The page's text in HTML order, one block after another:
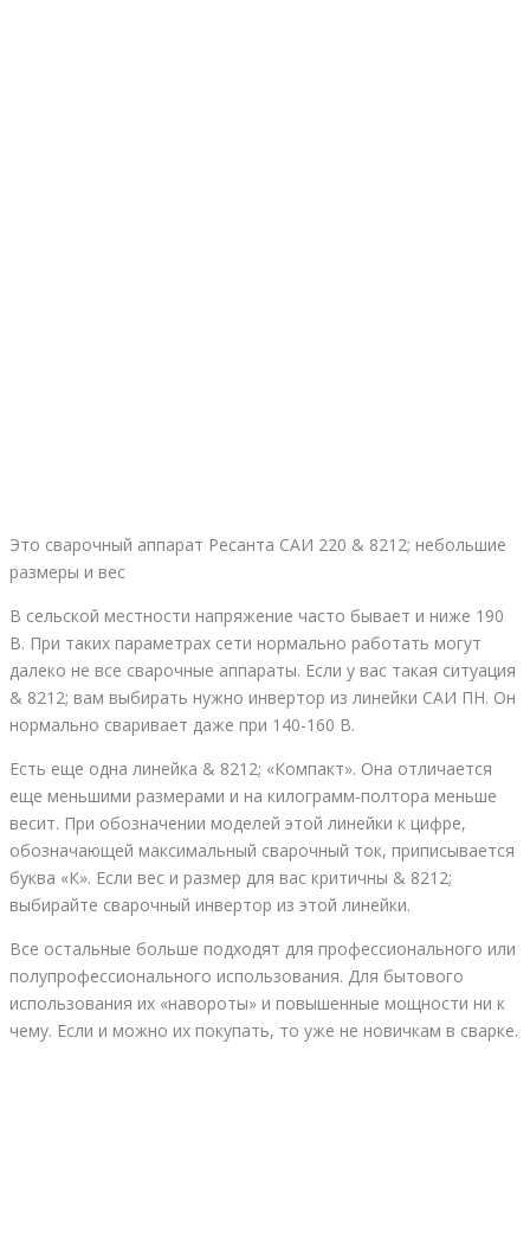
Это сварочный аппарат Ресанта САИ 220 & 8212; небольшие
размеры и вес
В сельской местности напряжение часто бывает и ниже 190
В. При таких параметрах сети нормально работать могут
далеко не все сварочные аппараты. Если у вас такая ситуация
& 8212; вам выбирать нужно инвертор из линейки САИ ПН. Он
нормально сваривает даже при 140-160 В.
Есть еще одна линейка & 8212; «Компакт». Она отличается
еще меньшими размерами и на килограмм-полтора меньше
весит. При обозначении моделей этой линейки к цифре,
обозначающей максимальный сварочный ток, приписывается
буква «К». Если вес и размер для вас критичны & 8212;
выбирайте сварочный инвертор из этой линейки.
Все остальные больше подходят для профессионального или
полупрофессионального использования. Для бытового
использования их «навороты» и повышенные мощности ни к
чему. Если и можно их покупать, то уже не новичкам в сварке.